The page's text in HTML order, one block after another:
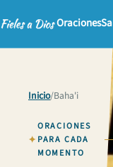
Oraciones
Inicio/Baha'i
ORACIONES
PARA CADA
MOMENTO